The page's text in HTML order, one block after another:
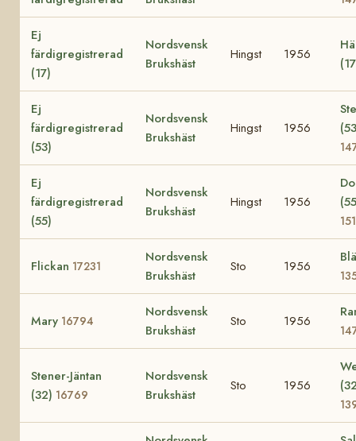
Ej
färdigregistrerad
(17)
Nordsvensk
Brukshäst
Hingst 1956
Ej
färdigregistrerad
(53)
Nordsvensk
Brukshäst
Hingst 1956
Ej
färdigregistrerad
(55)
Nordsvensk
Brukshäst
Hingst 1956
Flickan 17231
Nordsvensk
Brukshäst
Sto 1956
Mary 16794
Nordsvensk
Brukshäst
Sto 1956
Stener-Jäntan
(32) 16769
Nordsvensk
Brukshäst
Sto 1956